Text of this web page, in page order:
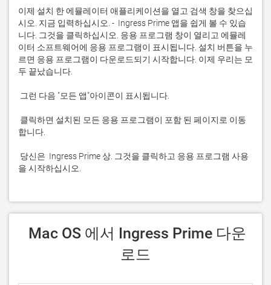
이제 설치 한 에뮬레이터 애플리케이션을 열고 검색 창을 찾으십
시오. 지금 입력하십시오. -  Ingress Prime 앱을 쉽게 볼 수 있습
니다. 그것을 클릭하십시오. 응용 프로그램 창이 열리고 에뮬레
이터 소프트웨어에 응용 프로그램이 표시됩니다. 설치 버튼을 누
르면 응용 프로그램이 다운로드되기 시작합니다. 이제 우리는 모
을 시작하십시오.
로드